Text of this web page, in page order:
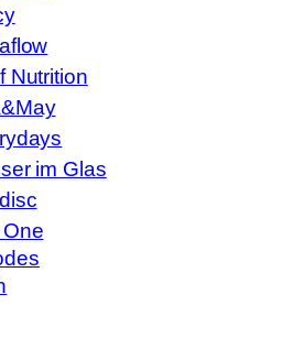
Nutrition
im Glas